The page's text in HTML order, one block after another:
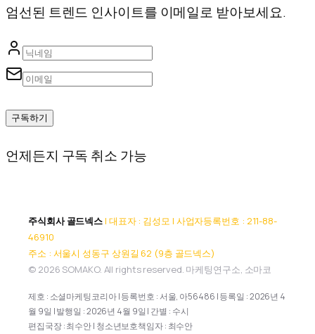
엄선된 트렌드 인사이트를 이메일로 받아보세요.
구독하기
언제든지 구독 취소 가능
주식회사 골드넥스| 대표자 : 김성모 | 사업자등록번호 : 211-88-
46910
주소 : 서울시 성동구 상원길 62 (9층 골드넥스)
© 2026 SOMAKO. All rights reserved. 마케팅연구소, 소마코
제호 : 소셜마케팅코리아 | 등록번호 : 서울, 아56486 | 등록일 : 2026년 4
월 9일 | 발행일 : 2026년 4월 9일 | 간별 : 수시
편집국장 : 최수안 | 청소년보호책임자 : 최수안